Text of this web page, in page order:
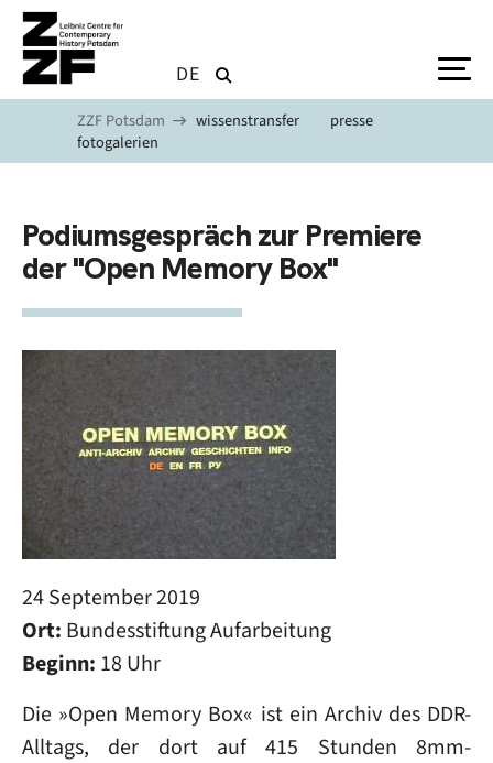
Skip to main content
DE
ZZF Potsdam wissenstransfer
presse
fotogalerien
Podiumsgespräch zur Premiere
der "Open Memory Box"
24 September 2019
Ort: Bundesstiftung Aufarbeitung
Beginn: 18 Uhr
Die »Open Memory Box« ist ein Archiv des DDR-
Alltags, der dort auf 415 Stunden 8mm-